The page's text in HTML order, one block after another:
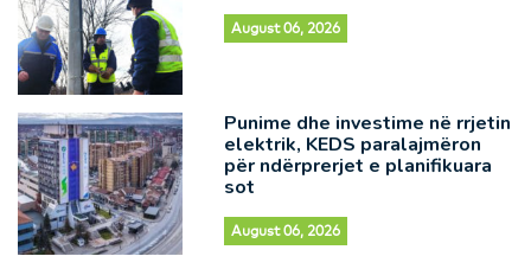
August 06, 2026
Punime dhe investime në rrjetin
elektrik, KEDS paralajmëron
për ndërprerjet e planifikuara
sot
August 06, 2026